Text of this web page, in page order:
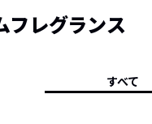
コーディネート
フレグランス
すべて